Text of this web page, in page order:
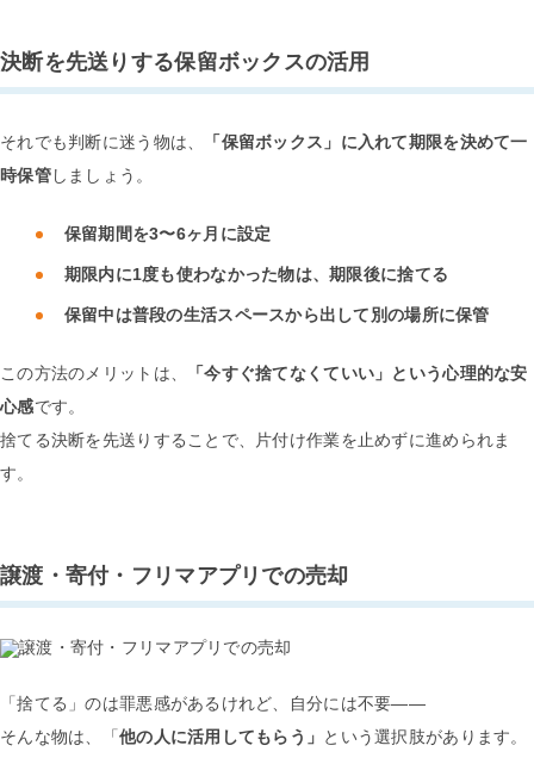
決断を先送りする保留ボックスの活用
それでも判断に迷う物は、
「保留ボックス」に入れて期限を決めて一
時保管しましょう。
保留期間を3〜6ヶ月に設定
期限内に1度も使わなかった物は、期限後に捨てる
保留中は普段の生活スペースから出して別の場所に保管
この方法のメリットは、
「今すぐ捨てなくていい」という心理的な安
心感です。
捨てる決断を先送りすることで、片付け作業を止めずに進められま
す。
譲渡・寄付・フリマアプリでの売却
「捨てる」のは罪悪感があるけれど、自分には不要——
そんな物は、「他の人に活用してもらう」 という選択肢があります。